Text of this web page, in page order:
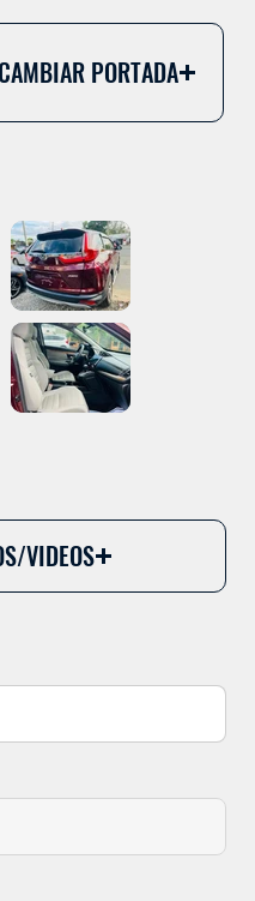
CAMBIAR PORTADA
VIDEOS